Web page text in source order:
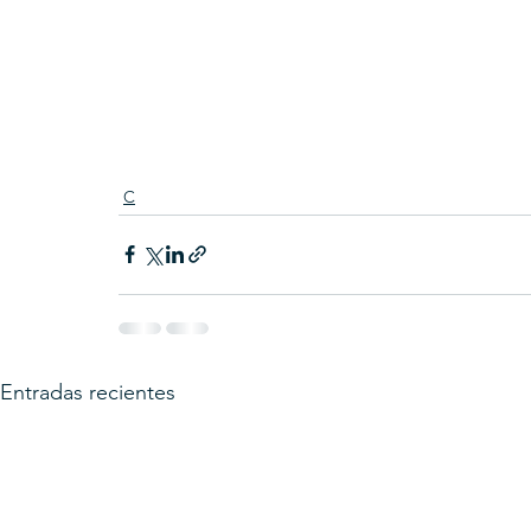
C
Entradas recientes